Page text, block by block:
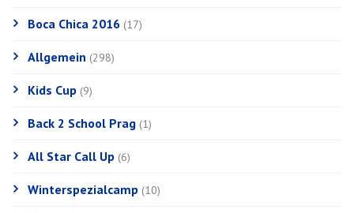
Boca Chica 2016 (17)
Allgemein (298)
Kids Cup (9)
Back 2 School Prag (1)
All Star Call Up (6)
Winterspezialcamp (10)